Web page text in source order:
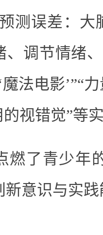
测误差：大
、调节情绪
法电影’”“
的视错觉”等
燃了青少年
新意识与实